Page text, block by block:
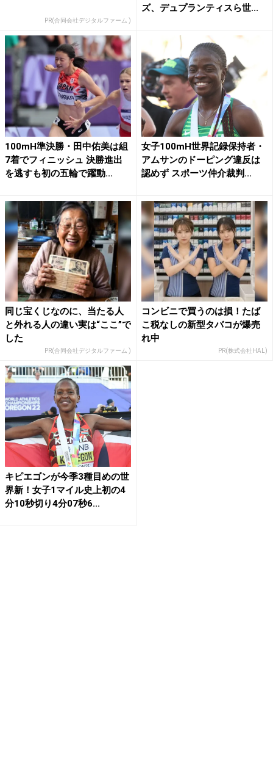
PR(合同会社デジタルファーム )
ズ、デュプランティスら世...
100mH準決勝・田中佑美は組
7着でフィニッシュ 決勝進出
を逃すも初の五輪で躍動...
女子100mH世界記録保持者・
アムサンのドーピング違反は
認めず スポーツ仲介裁判...
同じ宝くじなのに、当たる人
と外れる人の違い実は“ここ”で
した
PR(合同会社デジタルファーム )
コンビニで買うのは損！たば
こ税なしの新型タバコが爆売
れ中
PR(株式会社HAL)
キピエゴンが今季3種目めの世
界新！女子1マイル史上初の4
分10秒切り4分07秒6...